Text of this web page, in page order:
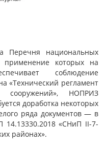
Перечня национальных
применение которых на
соблюдение
«Технический регламент
НОПРИЗ
доработка некоторых
ряда документов — в
«СНиП II-7-
районах».